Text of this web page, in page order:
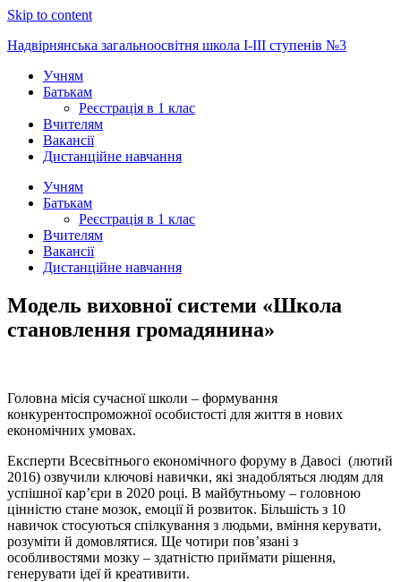
Skip to content
Надвірнянська загальноосвітня школа І-ІІІ ступенів №3
Учням
Батькам
Реєстрація в 1 клас
Вчителям
Вакансії
Дистанційне навчання
Учням
Батькам
Реєстрація в 1 клас
Вчителям
Вакансії
Дистанційне навчання
Модель виховної системи «Школа
становлення громадянина»
Головна місія сучасної школи – формування
конкурентоспроможної особистості для життя в нових
економічних умовах.
Експерти Всесвітнього економічного форуму в Давосі (лютий
2016) озвучили ключові навички, які знадобляться людям для
успішної кар’єри в 2020 році. В майбутньому – головною
цінністю стане мозок, емоції й розвиток. Більшість з 10
навичок стосуються спілкування з людьми, вміння керувати,
розуміти й домовлятися. Ще чотири пов’язані з
особливостями мозку – здатністю приймати рішення,
генерувати ідеї й креативити.